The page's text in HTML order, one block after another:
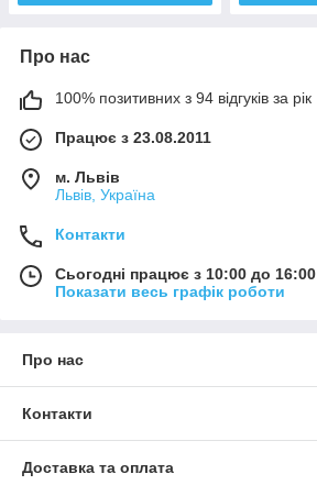
Про нас
100% позитивних з 94 відгуків за рік
Працює з 23.08.2011
м. Львів
Львів, Україна
Контакти
Сьогодні працює з 10:00 до 16:00
Показати весь графік роботи
Про нас
Контакти
Доставка та оплата